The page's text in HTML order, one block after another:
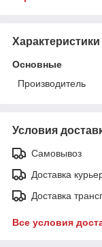
Характеристики
Основные
Производитель
Условия
Самовывоз
Доставка
Доставка
Все условия